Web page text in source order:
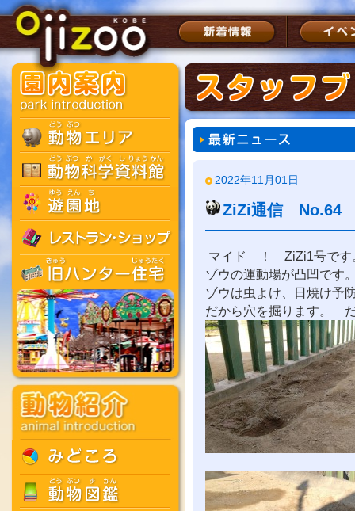
2022年11月01日
ZiZi通信 No.64
マイド ！ ZiZi1号です
ゾウの運動場が凸凹です
ゾウは虫よけ、日焼け予
だから穴を掘ります。